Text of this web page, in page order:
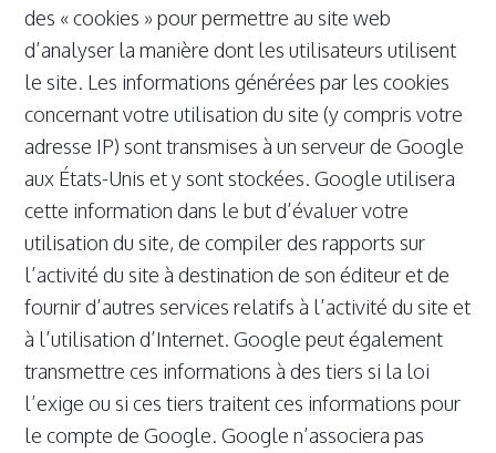
des « cookies » pour permettre au site web
d’analyser la manière dont les utilisateurs utilisent
le site. Les informations générées par les cookies
concernant votre utilisation du site (y compris votre
adresse IP) sont transmises à un serveur de Google
aux États-Unis et y sont stockées. Google utilisera
cette information dans le but d’évaluer votre
utilisation du site, de compiler des rapports sur
l’activité du site à destination de son éditeur et de
fournir d’autres services relatifs à l’activité du site et
à l’utilisation d’Internet. Google peut également
transmettre ces informations à des tiers si la loi
l’exige ou si ces tiers traitent ces informations pour
le compte de Google. Google n’associera pas